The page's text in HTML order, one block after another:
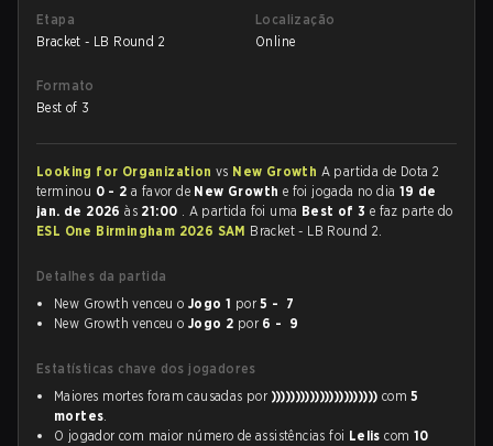
Etapa
Bracket - LB Round 2
Localização
Online
Formato
Best of 3
Looking for Organization vs New Growth A partida de Dota 2
terminou 0 - 2 a favor de New Growth e foi jogada no dia 19 de
jan. de 2026às 21:00 . A partida foi uma Best of 3 e faz parte do
ESL One Birmingham 2026 SAM Bracket - LB Round 2.
Detalhes da partida
New Growth venceu o Jogo 1 por5 - 7
New Growth venceu o Jogo 2 por 6 - 9
Estatísticas chave dos jogadores
Maiores mortes foram causadas por )))))))))))))))))))))) com5
mortes.
O jogador com maior número de assistências foi Lelis com 10